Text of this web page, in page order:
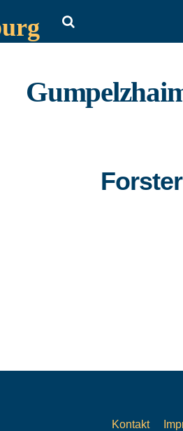
Forster
Kontakt